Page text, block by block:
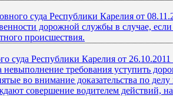
суда Республики Карелия от
дорожной службы в случае,
происшествия.
суда Республики Карелия от
невыполнение требования уступить
во внимание доказательства по
совершение водителем